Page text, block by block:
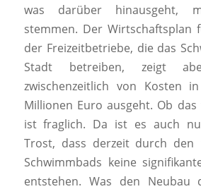
was darüber hinausgeht,
stemmen. Der Wirtschaftsplan
der Freizeitbetriebe, die das
Stadt betreiben, zeigt
zwischenzeitlich von Kosten
Millionen Euro ausgeht. Ob
ist fraglich. Da ist es auch
Trost, dass derzeit durch den
Schwimmbads keine
entstehen. Was den Neubau